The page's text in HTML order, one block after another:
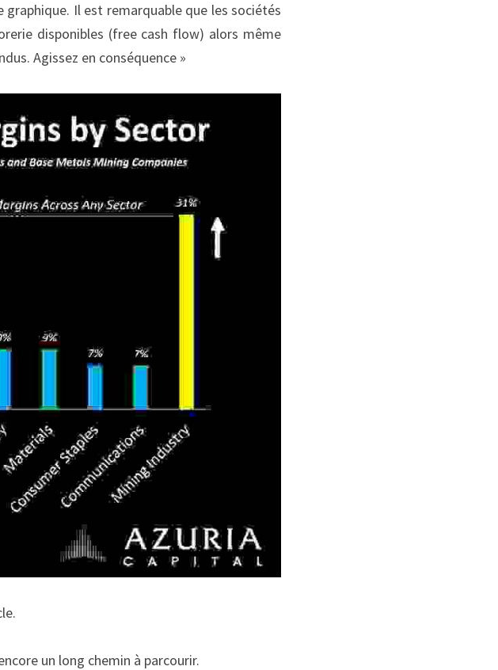
Il est remarquable que les sociétés
disponibles (free cash flow) alors même
Agissez en conséquence »
un long chemin à parcourir.